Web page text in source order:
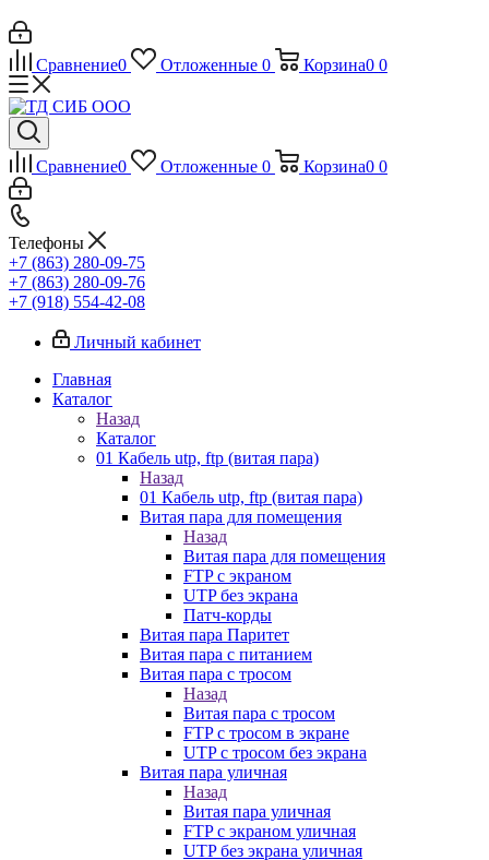
Сравнение0 Отложенные 0 Корзина0 0
Сравнение0 Отложенные 0 Корзина0 0
Телефоны
+7 (863) 280-09-75
+7 (863) 280-09-76
+7 (918) 554-42-08
Личный кабинет
Главная
Каталог
Назад
Каталог
01 Кабель utp, ftp (витая пара)
Назад
01 Кабель utp, ftp (витая пара)
Витая пара для помещения
Назад
Витая пара для помещения
FTP с экраном
UTP без экрана
Патч-корды
Витая пара Паритет
Витая пара с питанием
Витая пара с тросом
Назад
Витая пара с тросом
FTP с тросом в экране
UTP с тросом без экрана
Витая пара уличная
Назад
Витая пара уличная
FTP с экраном уличная
UTP без экрана уличная